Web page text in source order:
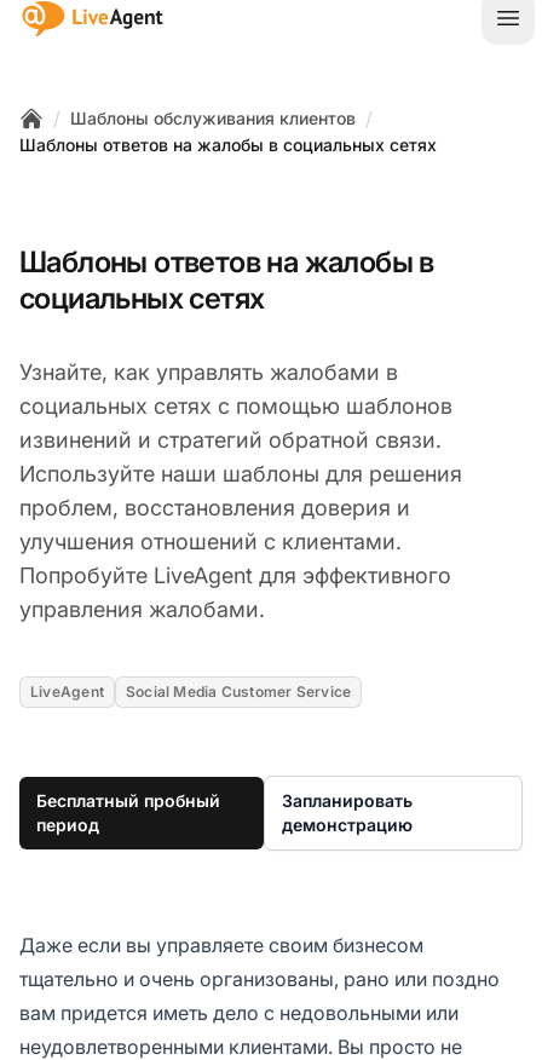
:site.title
Home
/ Шаблоны обслуживания клиентов /
Шаблоны ответов на жалобы в социальных сетях
Шаблоны ответов на жалобы в
социальных сетях
Узнайте, как управлять жалобами в
социальных сетях с помощью шаблонов
извинений и стратегий обратной связи.
Используйте наши шаблоны для решения
проблем, восстановления доверия и
улучшения отношений с клиентами.
Попробуйте LiveAgent для эффективного
управления жалобами.
LiveAgent Social Media Customer Service
Бесплатный пробный
период
Запланировать
демонстрацию
Даже если вы управляете своим бизнесом
тщательно и очень организованы, рано или поздно
вам придется иметь дело с недовольными или
неудовлетворенными клиентами. Вы просто не